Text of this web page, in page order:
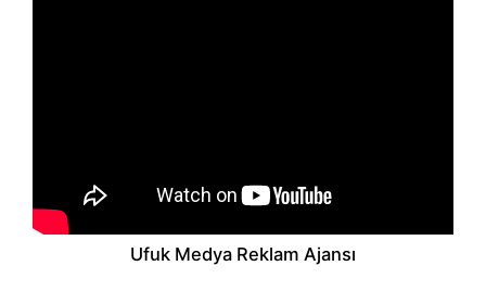
Ufuk Medya Reklam Ajansı